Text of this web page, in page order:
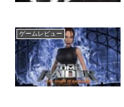
ゲームレビュー